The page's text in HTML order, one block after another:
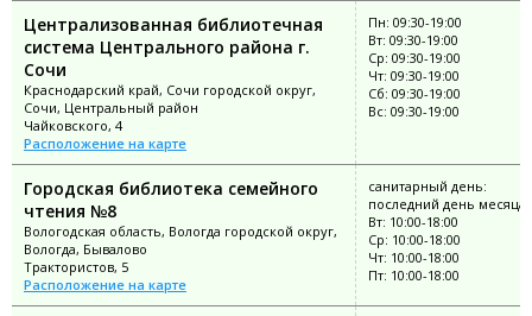
Централизованная библиотечная
система Центрального района г.
Сочи
Краснодарский край, Сочи городской округ,
Сочи, Центральный район
Чайковского, 4
Расположение на карте
Пн: 09:30-19:00
Вт: 09:30-19:00
Ср: 09:30-19:00
Чт: 09:30-19:00
Сб: 09:30-19:00
Вс: 09:30-19:00
Городская библиотека семейного
чтения №8
Вологодская область, Вологда городской округ,
Вологда, Бывалово
Трактористов, 5
Расположение на карте
санитарный день:
последний день месяца
Вт: 10:00-18:00
Ср: 10:00-18:00
Чт: 10:00-18:00
Пт: 10:00-18:00